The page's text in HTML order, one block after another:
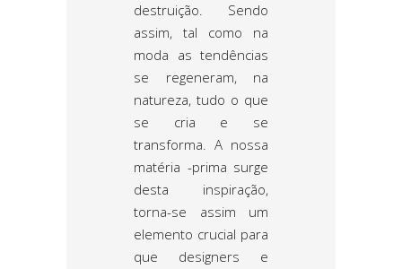
destruição. Sendo
assim, tal como na
moda as tendências
se regeneram, na
natureza, tudo o que
se cria e se
transforma. A nossa
matéria -prima surge
desta inspiração,
torna-se assim um
elemento crucial para
que designers e